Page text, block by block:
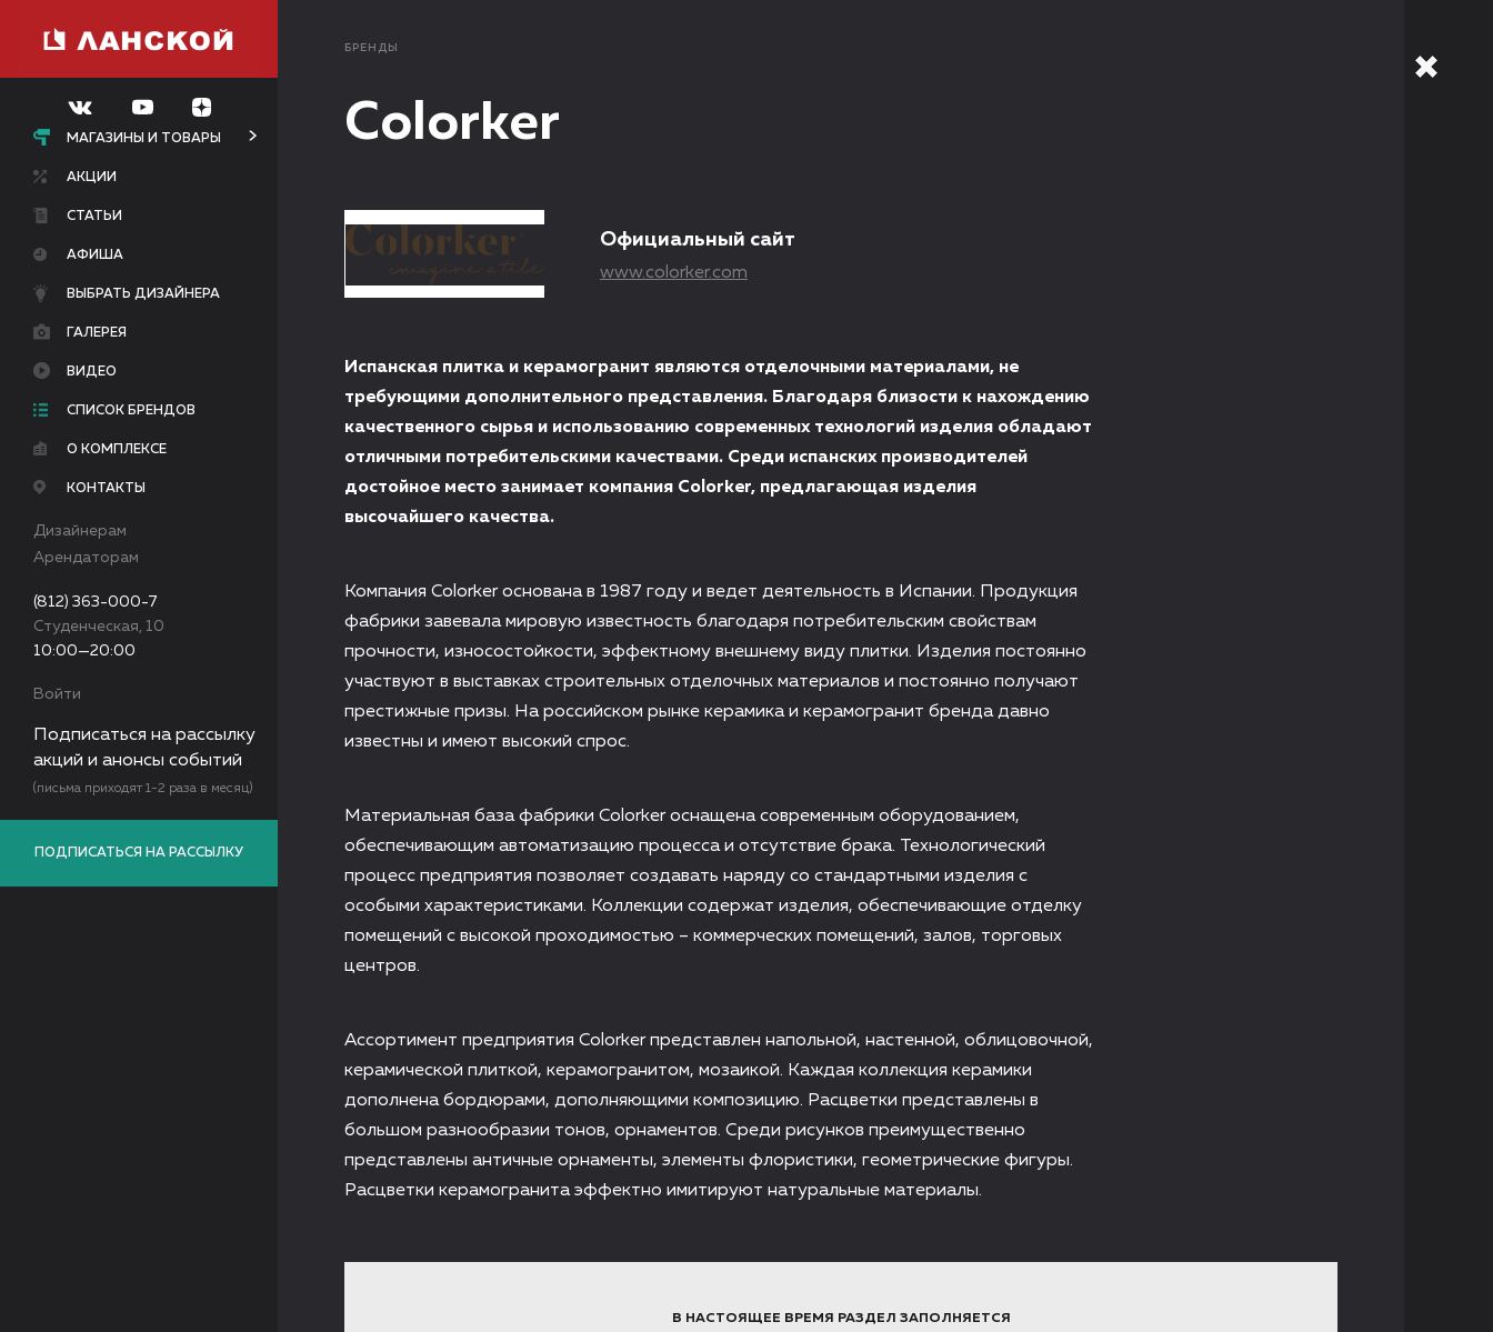
МАГАЗИНЫ И ТОВАРЫ
АКЦИИ
СТАТЬИ
АФИША
ВЫБРАТЬ ДИЗАЙНЕРА
ГАЛЕРЕЯ
ВИДЕО
СПИСОК БРЕНДОВ
О КОМПЛЕКСЕ
КОНТАКТЫ
Дизайнерам
Арендаторам
(812) 363-000-7
Студенческая, 10
10:00—20:00
Войти
Подписаться на рассылку
акций и анонсы событий
(письма приходят 1-2 раза в месяц)
ПОДПИСАТЬСЯ НА РАССЫЛКУ
БРЕНДЫ
Colorker
Официальный сайт
www.colorker.com
Испанская плитка и керамогранит являются отделочными материалами, не
требующими дополнительного представления. Благодаря близости к нахождению
качественного сырья и использованию современных технологий изделия обладают
отличными потребительскими качествами. Среди испанских производителей
достойное место занимает компания Colorker, предлагающая изделия
высочайшего качества.
Компания Colorker основана в 1987 году и ведет деятельность в Испании. Продукция
фабрики завевала мировую известность благодаря потребительским свойствам
прочности, износостойкости, эффектному внешнему виду плитки. Изделия постоянно
участвуют в выставках строительных отделочных материалов и постоянно получают
престижные призы. На российском рынке керамика и керамогранит бренда давно
известны и имеют высокий спрос.
Материальная база фабрики Colorker оснащена современным оборудованием,
обеспечивающим автоматизацию процесса и отсутствие брака. Технологический
процесс предприятия позволяет создавать наряду со стандартными изделия с
особыми характеристиками. Коллекции содержат изделия, обеспечивающие отделку
помещений с высокой проходимостью – коммерческих помещений, залов, торговых
центров.
Ассортимент предприятия Colorker представлен напольной, настенной, облицовочной,
керамической плиткой, керамогранитом, мозаикой. Каждая коллекция керамики
дополнена бордюрами, дополняющими композицию. Расцветки представлены в
большом разнообразии тонов, орнаментов. Среди рисунков преимущественно
представлены античные орнаменты, элементы флористики, геометрические фигуры.
Расцветки керамогранита эффектно имитируют натуральные материалы.
В НАСТОЯЩЕЕ ВРЕМЯ РАЗДЕЛ ЗАПОЛНЯЕТСЯ